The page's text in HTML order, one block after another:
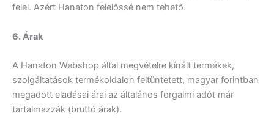
felel. Azért Hanaton felelőssé nem tehető.
6. Árak
A Hanaton Webshop által megvételre kínált termékek,
szolgáltatások termékoldalon feltüntetett, magyar forintban
megadott eladásai árai az általános forgalmi adót már
tartalmazzák (bruttó árak).